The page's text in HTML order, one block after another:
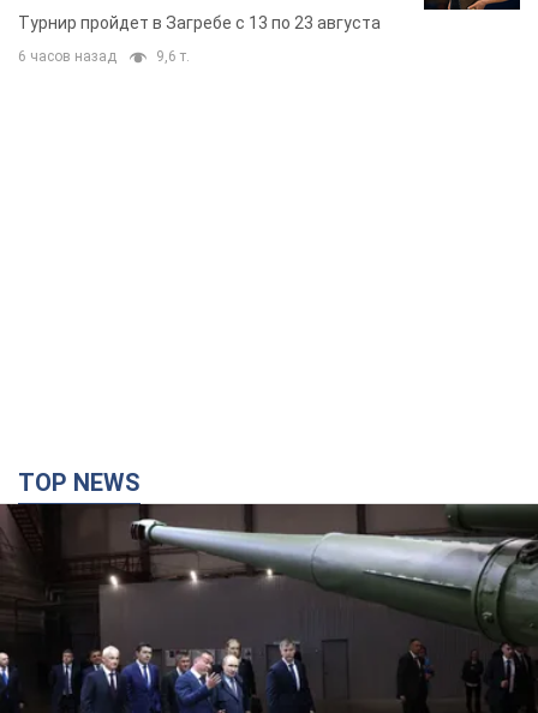
Европы основных спортсменов
Турнир пройдет в Загребе с 13 по 23 августа
6 часов назад 9,6 т.
TOP NEWS